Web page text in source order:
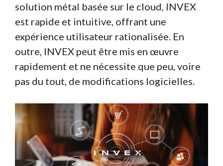
solution métal basée sur le cloud, INVEX
est rapide et intuitive, offrant une
expérience utilisateur rationalisée. En
outre, INVEX peut être mis en œuvre
rapidement et ne nécessite que peu, voire
pas du tout, de modifications logicielles.